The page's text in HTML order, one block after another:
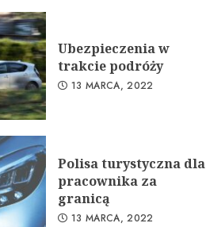
Ubezpieczenia w
trakcie podróży
13 MARCA, 2022
Polisa turystyczna dla
pracownika za
granicą
13 MARCA, 2022